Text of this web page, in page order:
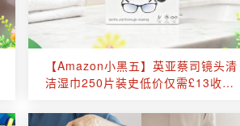
【Amazon小黑五】英亚蔡司镜头清
洁湿巾250片装史低价仅需£13收👓